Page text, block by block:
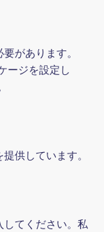
があります。
ージを設定し
提供しています。
してください。私